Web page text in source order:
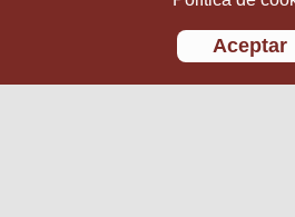
Aceptar